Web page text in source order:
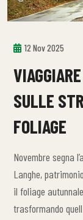
12 Nov 2025
SULLE
FOLIAGE
Novembre segna
Langhe,
il foliage
trasformando